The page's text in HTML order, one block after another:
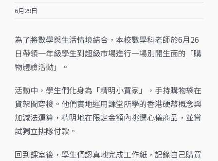
6月29日
為了將數學與生活情境結合，本校數學科老師於6月26
日帶領一年級學生到超級市場進行一場別開生面的「購
物體驗活動」。
活動中，學生們化身為「精明小買家」，手持購物袋在
貨架間穿梭。他們實地運用課堂所學的香港硬幣概念與
加減法運算，精明地在限定金額內挑選心儀商品，並嘗
試獨立排隊付款。
回到課室後，學生們認真地完成工作紙，記錄自己購買